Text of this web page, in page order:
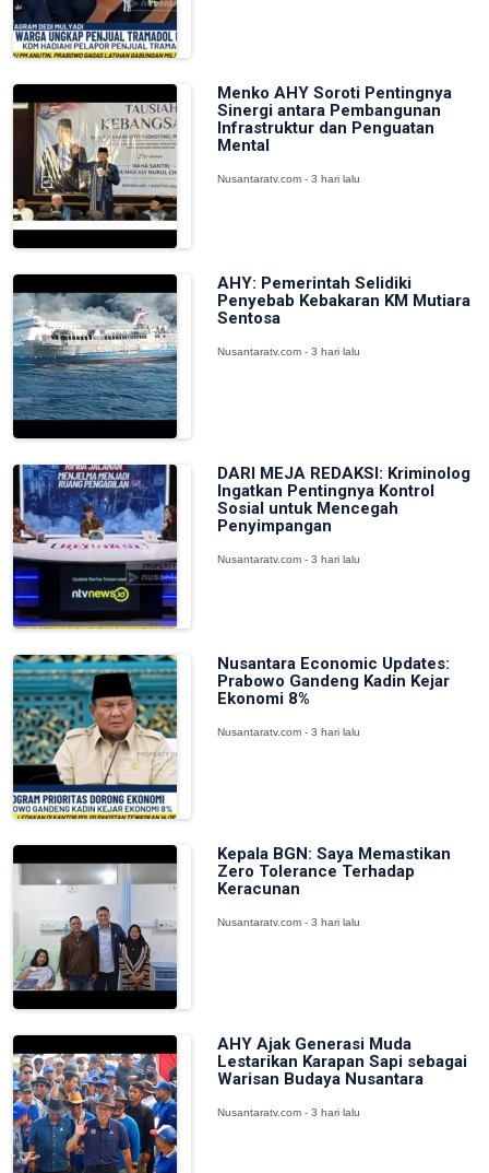
Menko AHY Soroti Pentingnya
Sinergi antara Pembangunan
Infrastruktur dan Penguatan
Mental
Nusantaratv.com - 3 hari lalu
AHY: Pemerintah Selidiki
Penyebab Kebakaran KM Mutiara
Sentosa
Nusantaratv.com - 3 hari lalu
DARI MEJA REDAKSI: Kriminolog
Ingatkan Pentingnya Kontrol
Sosial untuk Mencegah
Penyimpangan
Nusantaratv.com - 3 hari lalu
Nusantara Economic Updates:
Prabowo Gandeng Kadin Kejar
Ekonomi 8%
Nusantaratv.com - 3 hari lalu
Kepala BGN: Saya Memastikan
Zero Tolerance Terhadap
Keracunan
Nusantaratv.com - 3 hari lalu
AHY Ajak Generasi Muda
Lestarikan Karapan Sapi sebagai
Warisan Budaya Nusantara
Nusantaratv.com - 3 hari lalu